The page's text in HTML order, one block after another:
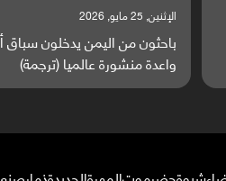
السبت, 23 مايو, 2026
صراع دولي يتصاعد قرب اليمن
ساحة مواجهة عالمية (ترجمة)